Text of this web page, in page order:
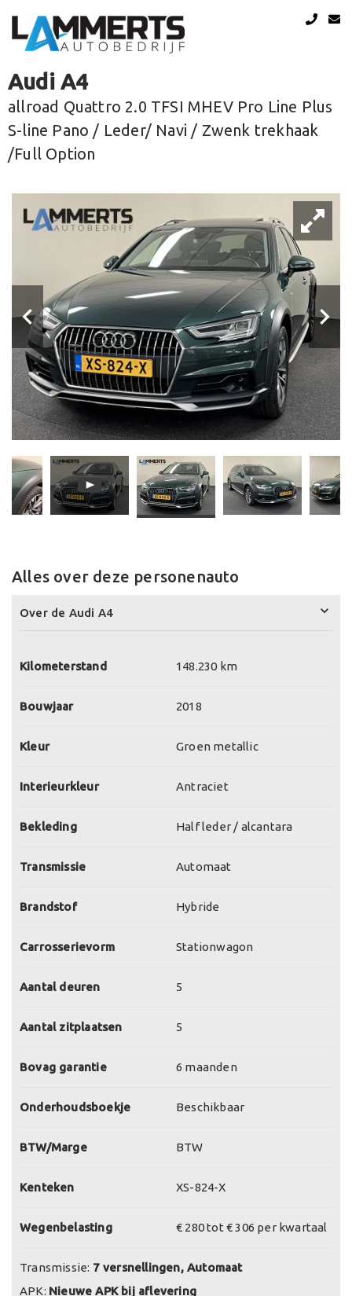
Audi A4
allroad Quattro 2.0 TFSI MHEV Pro Line Plus
S-line Pano / Leder/ Navi / Zwenk trekhaak
/Full Option
Alles over deze personenauto
Over de Audi A4
Kilometerstand 148.230 km
Bouwjaar 2018
Kleur Groen metallic
Interieurkleur Antraciet
Bekleding Half leder / alcantara
Transmissie Automaat
Brandstof Hybride
Carrosserievorm Stationwagon
Aantal deuren 5
Aantal zitplaatsen 5
Bovag garantie 6 maanden
Onderhoudsboekje Beschikbaar
BTW/Marge BTW
Kenteken XS-824-X
Wegenbelasting € 280 tot € 306 per kwartaal
Transmissie: 7 versnellingen, Automaat
APK: Nieuwe APK bij aflevering